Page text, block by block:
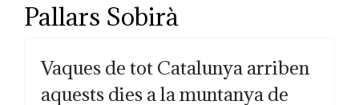
Pallars Sobirà
Vaques de tot Catalunya arriben
aquests dies a la muntanya de